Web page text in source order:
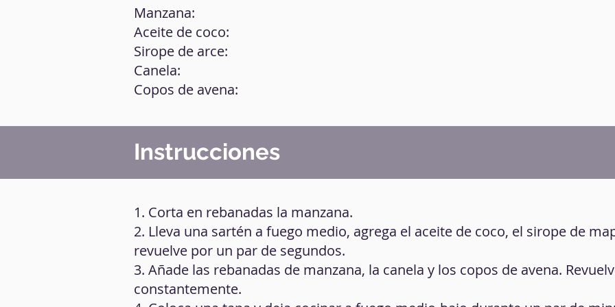
Manzana:
Aceite de coco:
Sirope de arce:
Canela:
Copos de avena:
Instrucciones
1. Corta en rebanadas la manzana.
2. Lleva una sartén a fuego medio, agrega el aceite de coco, el sirope de
revuelve por un par de segundos.
3. Añade las rebanadas de manzana, la canela y los copos de avena.
constantemente.